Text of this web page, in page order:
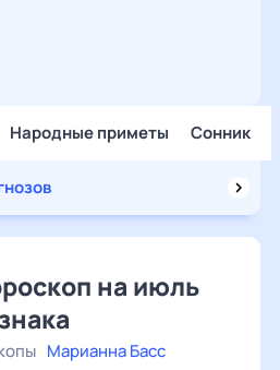
Народные приметы Сонник
на июль
Марианна Басс